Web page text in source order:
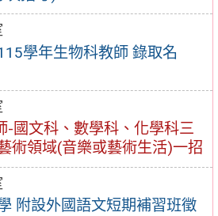
學年生物科教師 錄取名
-國文科、數學科、化學科三
術領域(音樂或藝術生活)一招
附設外國語文短期補習班徵